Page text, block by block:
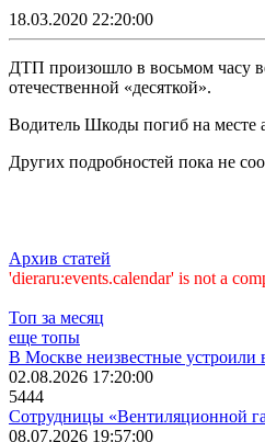
18.03.2020 22:20:00
ДТП произошло в восьмом часу
отечественной «десяткой».
Водитель Шкоды погиб на месте
Других подробностей пока не
Архив статей
'dieraru:events.calendar' is not a
Топ за месяц
еще топы
В Москве неизвестные устроили
02.08.2026 17:20:00
5444
Сотрудницы «Вентиляционной
08.07.2026 19:57:00